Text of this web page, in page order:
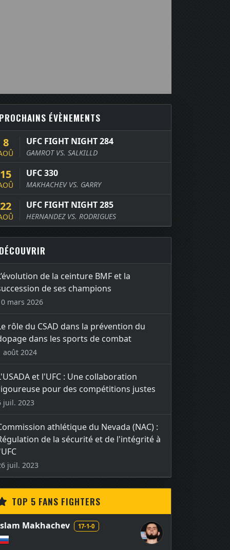
ÉVÈNEMENTS
8 UFC FIGHT NIGHT 284
GAMROT VS. SALKILLD
15 UFC 330
MAKHACHEV VS. GARRY
22 UFC FIGHT NIGHT 285
HERNANDEZ VS. RODRIGUES
de la ceinture BMF et la
de ses champions
mars 2026
rôle du CSAD dans la prévention du
dans les sports de combat
août 2024
et l'UFC : Une collaboration
pour des compétitions justes
juil. 2023
athlétique du Nevada (NAC) :
de la sécurité et de l'intégrité à
juil. 2023
TOP 5 FANS FIGHTERS
Makhachev 17-1-0